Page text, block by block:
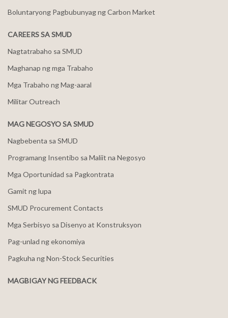
Boluntaryong Pagbubunyag ng Carbon Market
CAREERS SA SMUD
Nagtatrabaho sa SMUD
Maghanap ng mga Trabaho
Mga Trabaho ng Mag-aaral
Militar Outreach
MAG NEGOSYO SA SMUD
Nagbebenta sa SMUD
Programang Insentibo sa Maliit na Negosyo
Mga Oportunidad sa Pagkontrata
Gamit ng lupa
SMUD Procurement Contacts
Mga Serbisyo sa Disenyo at Konstruksyon
Pag-unlad ng ekonomiya
Pagkuha ng Non-Stock Securities
MAGBIGAY NG FEEDBACK